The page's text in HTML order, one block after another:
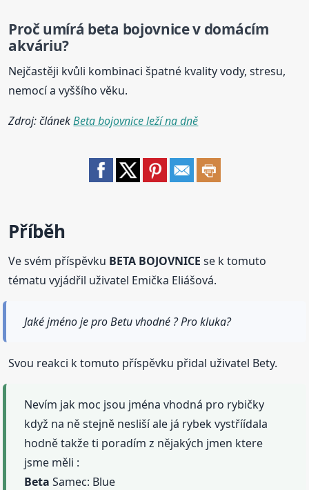
Proč umírá beta bojovnicev domácím
akváriu?
Nejčastěji kvůli kombinaci špatné kvality vody, stresu,
nemocí a vyššího věku.
Zdroj: článekBeta bojovnice leží na dně
Příběh
Ve svém příspěvku BETA BOJOVNICE se k tomuto
tématu vyjádřil uživatel Emička Eliášová.
Jaké jméno je pro Betu vhodné ? Pro kluka?
Svou reakci k tomuto příspěvku přidal uživatel Bety.
Nevím jak moc jsou jména vhodná pro rybičky
když na ně stejně nesliší ale já rybek vystříídala
hodně takže ti poradím z nějakých jmen ktere
jsme měli :
Beta Samec: Blue